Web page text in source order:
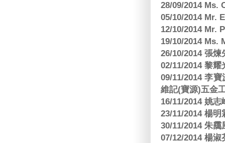
28/09/2014 Ms.
05/10/2014 Mr.
12/10/2014 Mr.
19/10/2014 Ms.
26/10/2014 張
02/11/2014 黎
09/11/2014 李
維記(寶源)五金
16/11/2014 姚
23/11/2014 楊
30/11/2014 朱
07/12/2014 楊